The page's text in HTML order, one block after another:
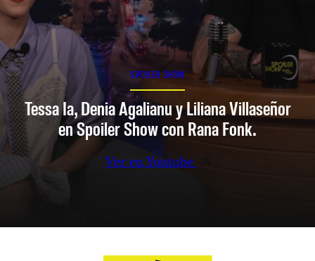
SPOILER SHOW
Tessa Ia, Denia Agalianu y Liliana Villaseñor
en Spoiler Show con Rana Fonk.
Ver en Youtube